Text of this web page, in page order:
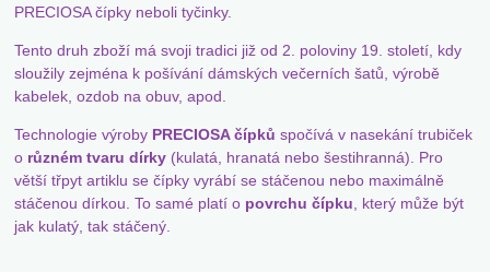
PRECIOSA čípky neboli tyčinky.
Tento druh zboží má svoji tradici již od 2. poloviny 19. století, kdy
sloužily zejména k pošívání dámských večerních šatů, výrobě
kabelek, ozdob na obuv, apod.
Technologie výroby PRECIOSA čípků spočívá v nasekání trubiček
o různém tvaru dírky (kulatá, hranatá nebo šestihranná). Pro
větší třpyt artiklu se čípky vyrábí se stáčenou nebo maximálně
stáčenou dírkou. To samé platí o povrchu čípku , který může být
jak kulatý, tak stáčený.